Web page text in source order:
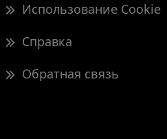
Использование Cookie
Справка
Обратная связь